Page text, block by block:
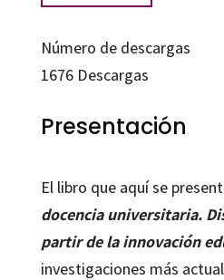
Número de descargas
1676Descargas
Presentación
El libro que aquí se
docencia universitaria.
partir de la innovación
investigaciones más